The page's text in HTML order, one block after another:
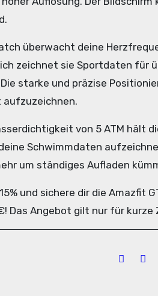
überwacht deine
zeichnet sie Sportdaten für
starke und präzise
aufzuzeichnen.
von 5 ATM hält
Schwimmdaten
um ständiges Aufladen
und sichere dir die Amazfit
Das Angebot gilt nur für kurze